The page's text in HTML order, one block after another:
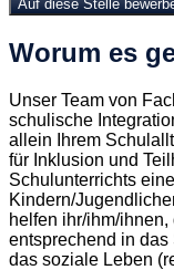
Auf diese Stelle
Worum es
Unser Team von
schulische
allein Ihrem
für Inklusion und
Schulunterrichts
Kindern/
helfen ihr/ihm/
entsprechend in
das soziale Leben